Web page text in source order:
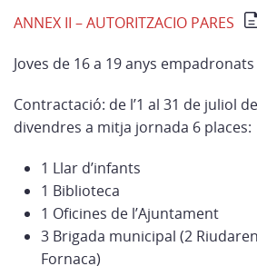
ANNEX II – AUTORITZACIO PARES
Joves de 16 a 19 anys
Contractació: de l’1 al 31 de juliol
divendres a mitja jornada 6 places:
1 Llar d’infants
1 Biblioteca
1 Oficines de l’Ajuntament
3 Brigada municipal (2
Fornaca)